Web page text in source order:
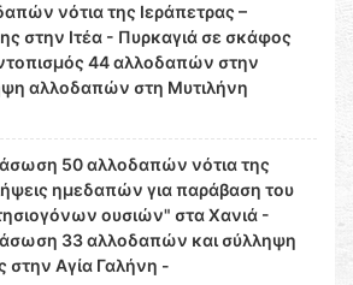
νότια της Ιεράπετρας –
στην Ιτέα - Πυρκαγιά σε σκάφος
44 αλλοδαπών στην
αλλοδαπών στη Μυτιλήνη
50 αλλοδαπών νότια της
ημεδαπών για παράβαση του
ουσιών" στα Χανιά -
33 αλλοδαπών και σύλληψη
στην Αγία Γαλήνη -